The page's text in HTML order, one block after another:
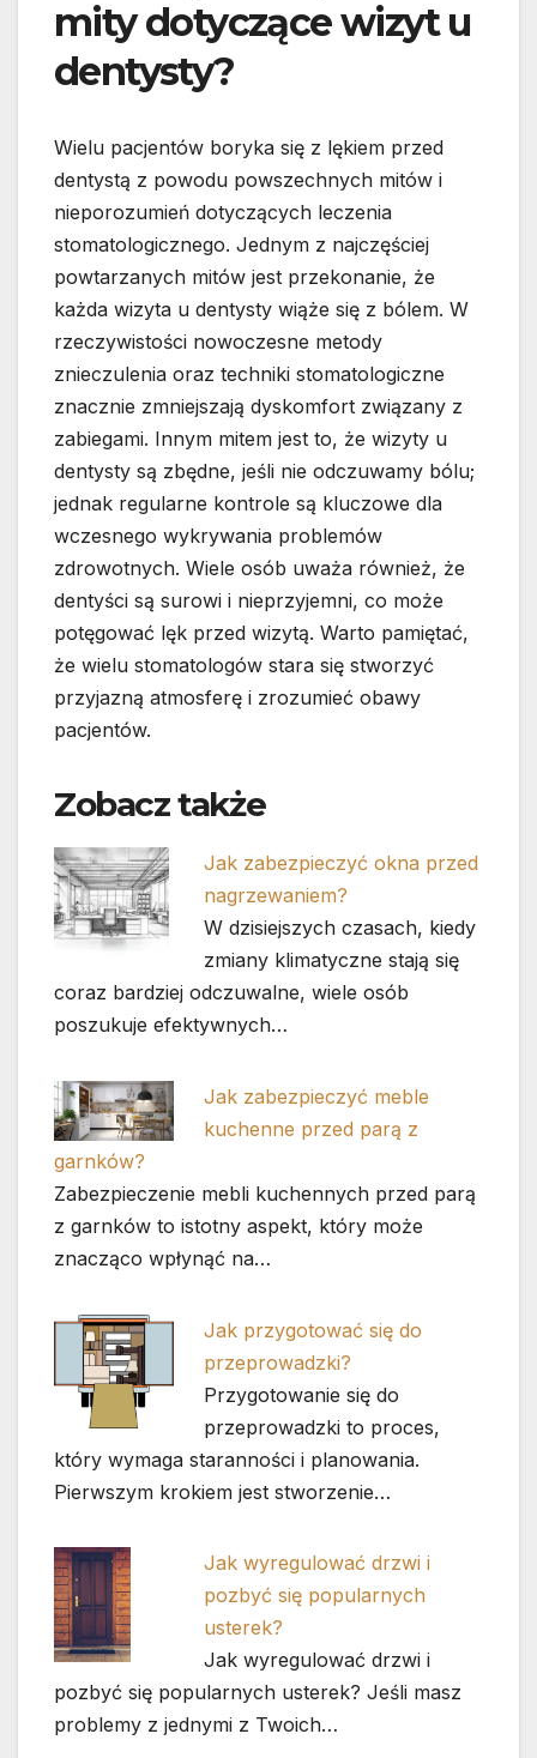
mity dotyczące wizyt u
dentysty?
Wielu pacjentów boryka się z lękiem przed
dentystą z powodu powszechnych mitów i
nieporozumień dotyczących leczenia
stomatologicznego. Jednym z najczęściej
powtarzanych mitów jest przekonanie, że
każda wizyta u dentysty wiąże się z bólem. W
rzeczywistości nowoczesne metody
znieczulenia oraz techniki stomatologiczne
znacznie zmniejszają dyskomfort związany z
zabiegami. Innym mitem jest to, że wizyty u
dentysty są zbędne, jeśli nie odczuwamy bólu;
jednak regularne kontrole są kluczowe dla
wczesnego wykrywania problemów
zdrowotnych. Wiele osób uważa również, że
dentyści są surowi i nieprzyjemni, co może
potęgować lęk przed wizytą. Warto pamiętać,
że wielu stomatologów stara się stworzyć
przyjazną atmosferę i zrozumieć obawy
pacjentów.
Zobacz także
Jak zabezpieczyć okna przed
nagrzewaniem?
W dzisiejszych czasach, kiedy
zmiany klimatyczne stają się
coraz bardziej odczuwalne, wiele osób
poszukuje efektywnych…
Jak zabezpieczyć meble
kuchenne przed parą z
garnków?
Zabezpieczenie mebli kuchennych przed parą
z garnków to istotny aspekt, który może
znacząco wpłynąć na…
Jak przygotować się do
przeprowadzki?
Przygotowanie się do
przeprowadzki to proces,
który wymaga staranności i planowania.
Pierwszym krokiem jest stworzenie…
Jak wyregulować drzwi i
pozbyć się popularnych
usterek?
Jak wyregulować drzwi i
pozbyć się popularnych usterek? Jeśli masz
problemy z jednymi z Twoich…